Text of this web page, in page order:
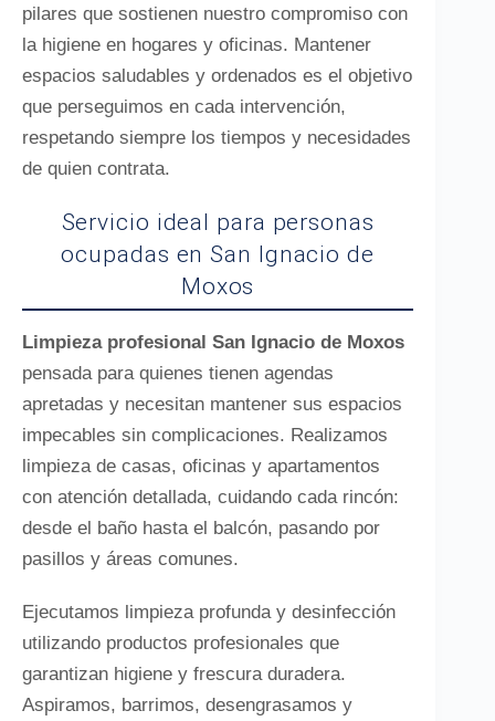
pilares que sostienen nuestro compromiso con
la higiene en hogares y oficinas. Mantener
espacios saludables y ordenados es el objetivo
que perseguimos en cada intervención,
respetando siempre los tiempos y necesidades
de quien contrata.
Servicio ideal para personas
ocupadas en San Ignacio de
Moxos
Limpieza profesional San Ignacio de Moxos
pensada para quienes tienen agendas
apretadas y necesitan mantener sus espacios
impecables sin complicaciones. Realizamos
limpieza de casas, oficinas y apartamentos
con atención detallada, cuidando cada rincón:
desde el baño hasta el balcón, pasando por
pasillos y áreas comunes.
Ejecutamos limpieza profunda y desinfección
utilizando productos profesionales que
garantizan higiene y frescura duradera.
Aspiramos, barrimos, desengrasamos y